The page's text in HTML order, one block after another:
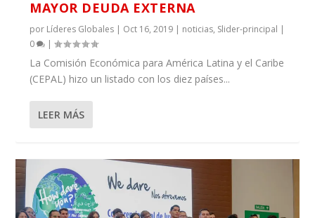
MAYOR DEUDA EXTERNA
por Líderes Globales | Oct 16, 2019 | noticias, Slider-principal |
0
|
La Comisión Económica para América Latina y el Caribe
(CEPAL) hizo un listado con los diez países...
LEER MÁS